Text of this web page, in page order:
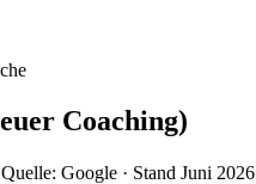
Coaching)
Quelle: Google · Stand Juni 2026